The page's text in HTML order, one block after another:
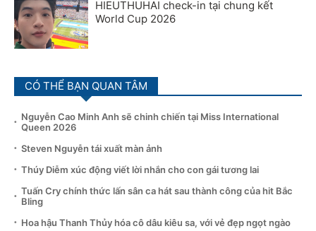
HIEUTHUHAI check-in tại chung kết
World Cup 2026
CÓ THỂ BẠN QUAN TÂM
Nguyễn Cao Minh Anh sẽ chinh chiến tại Miss International
Queen 2026
Steven Nguyễn tái xuất màn ảnh
Thúy Diễm xúc động viết lời nhắn cho con gái tương lai
Tuấn Cry chính thức lấn sân ca hát sau thành công của hit Bắc
Bling
Hoa hậu Thanh Thủy hóa cô dâu kiêu sa, với vẻ đẹp ngọt ngào